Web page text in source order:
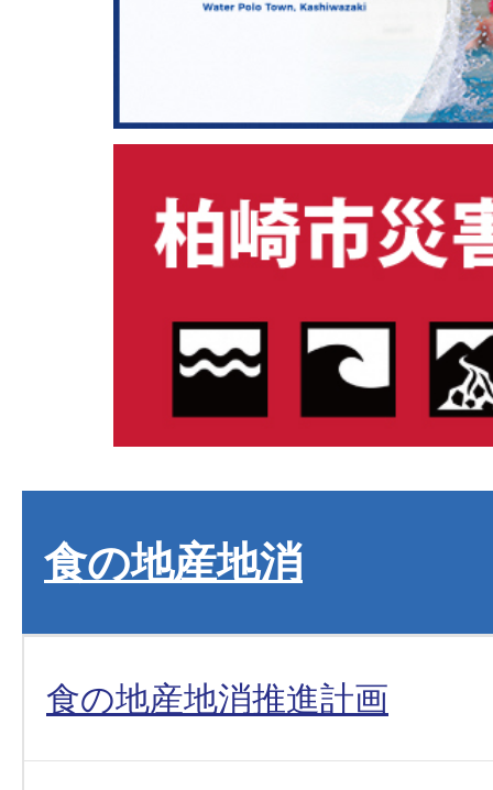
食の地産地消
食の地産地消推進計画